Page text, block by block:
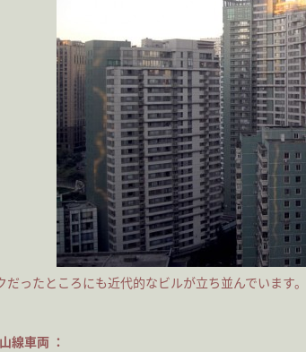
だったところにも近代的なビルが立ち並んでいます。
線車両 ：